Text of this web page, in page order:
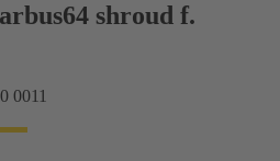
shroud f.
0011